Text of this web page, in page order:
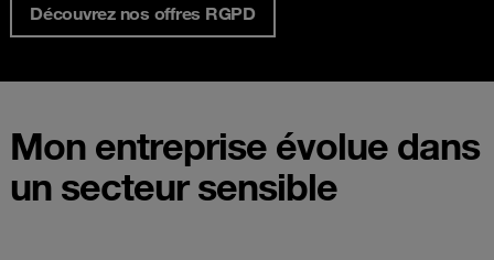
Découvrez nos offres RGPD
Mon entreprise évolue dans
un secteur sensible